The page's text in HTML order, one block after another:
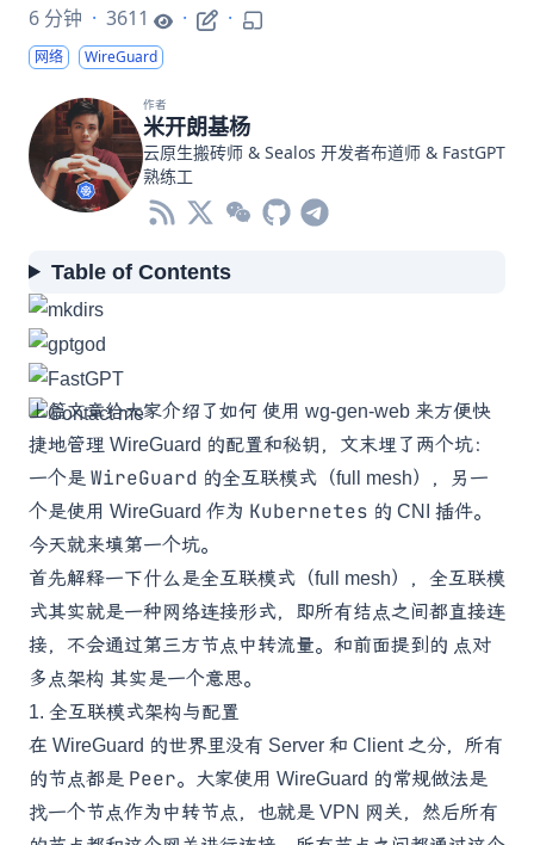
6 分钟 · 3611 · ·
网络 WireGuard
作者
米开朗基杨
云原生搬砖师 & Sealos 开发者布道师 & FastGPT
熟练工
Table of Contents
上篇文章给大家介绍了如何 使用 wg-gen-web 来方便快
捷地管理 WireGuard 的配置和秘钥 ，文末埋了两个坑：
一个是 WireGuard 的全互联模式（full mesh），另一
个是使用 WireGuard 作为 Kubernetes 的 CNI 插件。
今天就来填第一个坑。
首先解释一下什么是全互联模式（full mesh），全互联模
式其实就是一种网络连接形式，即所有结点之间都直接连
接，不会通过第三方节点中转流量。和前面提到的 点对
多点架构 其实是一个意思。
1. 全互联模式架构与配置
在 WireGuard 的世界里没有 Server 和 Client 之分，所有
的节点都是 Peer。大家使用 WireGuard 的常规做法是
找一个节点作为中转节点，也就是 VPN 网关，然后所有